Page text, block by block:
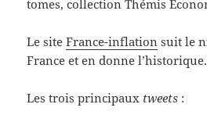
tomes, collection Thémis
Le siteFrance-inflation suit le
France et en donne l’historique.
Les trois principaux tweets :